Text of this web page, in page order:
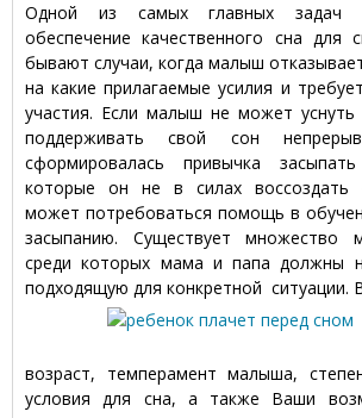
Одной из самых главных задач
обеспечение качественного сна для
бывают случаи, когда малыш
на какие прилагаемые усилия и
участия. Если малыш не может
поддерживать свой сон
сформировалась привычка
которые он не в силах воссоздать
может потребоваться помощь в
засыпанию. Существует множество
среди которых мама и папа должны
подходящую для конкретной ситуации.
возраст, темперамент малыша,
условия для сна, а также Ваши